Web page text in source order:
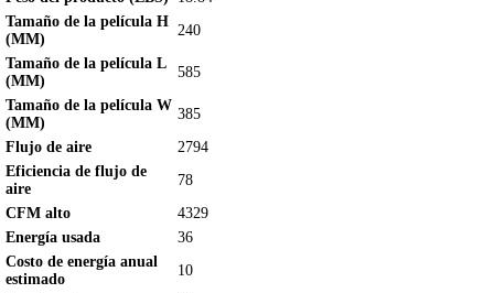
Tamaño de la película H
(MM)
240
Tamaño de la película L
(MM)
585
Tamaño de la película W
(MM)
385
Flujo de aire
2794
Eficiencia de flujo de
aire
78
CFM alto
4329
Energía usada
36
Costo de energía anual
estimado
10